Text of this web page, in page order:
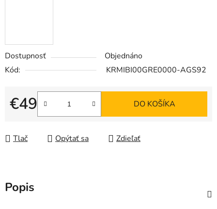
Dostupnosť
Objednáno
Kód:
KRMIBI00GRE0000-AGS92
€49
Jednotková cena:
DO KOŠÍKA
Tlač Opýtať sa Zdieľať
Popis